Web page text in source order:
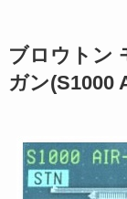
ブロウトン
ガン(S1000